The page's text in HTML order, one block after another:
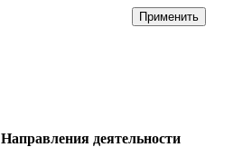
Направления деятельности